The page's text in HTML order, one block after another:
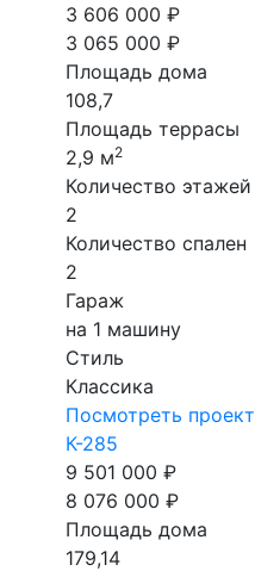
3 606 000 ₽
3 065 000 ₽
Площадь дома
108,7
Площадь террасы
2,9 м2
Количество этажей
2
Количество спален
2
Гараж
на 1 машину
Стиль
Классика
Посмотреть проект
К-285
9 501 000 ₽
8 076 000 ₽
Площадь дома
179,14